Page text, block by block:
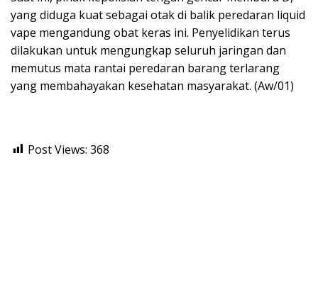
yang diduga kuat sebagai otak di balik peredaran liquid
vape mengandung obat keras ini. Penyelidikan terus
dilakukan untuk mengungkap seluruh jaringan dan
memutus mata rantai peredaran barang terlarang
yang membahayakan kesehatan masyarakat. (Aw/01)
Post Views: 368